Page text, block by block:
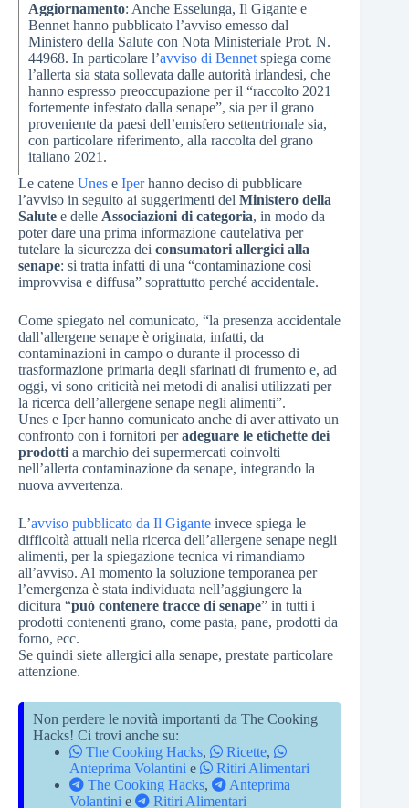
Aggiornamento: Anche Esselunga, Il Gigante e
Bennet hanno pubblicato l’avviso emesso dal
Ministero della Salute con Nota Ministeriale Prot. N.
44968. In particolare l’avviso di Bennet spiega come
l’allerta sia stata sollevata dalle autorità irlandesi, che
hanno espresso preoccupazione per il “raccolto 2021
fortemente infestato dalla senape”, sia per il grano
proveniente da paesi dell’emisfero settentrionale sia,
con particolare riferimento, alla raccolta del grano
italiano 2021.
Le catene Unes e Iperhanno deciso di pubblicare
l’avviso in seguito ai suggerimenti del Ministero della
Salute e delle Associazioni di categoria, in modo da
poter dare una prima informazione cautelativa per
tutelare la sicurezza dei consumatori allergici alla
senape: si tratta infatti di una “contaminazione così
improvvisa e diffusa” soprattutto perché accidentale.
Come spiegato nel comunicato, “la presenza accidentale
dall’allergene senape è originata, infatti, da
contaminazioni in campo o durante il processo di
trasformazione primaria degli sfarinati di frumento e, ad
oggi, vi sono criticità nei metodi di analisi utilizzati per
la ricerca dell’allergene senape negli alimenti”.
Unes e Iper hanno comunicato anche di aver attivato un
confronto con i fornitori peradeguare le etichette dei
prodotti a marchio dei supermercati coinvolti
nell’allerta contaminazione da senape, integrando la
nuova avvertenza.
L’avviso pubblicato da Il Gigante invece spiega le
difficoltà attuali nella ricerca dell’allergene senape negli
alimenti, per la spiegazione tecnica vi rimandiamo
all’avviso. Al momento la soluzione temporanea per
l’emergenza è stata individuata nell’aggiungere la
dicitura “può contenere tracce di senape” in tutti i
prodotti contenenti grano, come pasta, pane, prodotti da
forno, ecc.
Se quindi siete allergici alla senape, prestate particolare
attenzione.
Non perdere le novità importanti da The Cooking
Hacks! Ci trovi anche su:
The Cooking Hacks, Ricette,
Anteprima Volantini e
Ritiri Alimentari
The Cooking Hacks,
Anteprima
Volantini e Ritiri Alimentari